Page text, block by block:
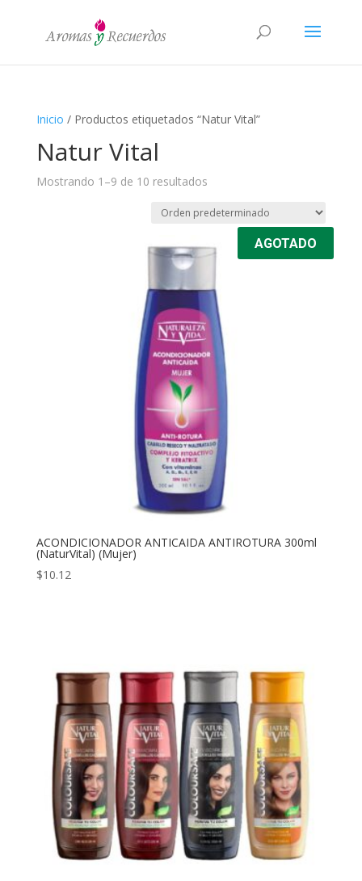
Inicio / Productos etiquetados “Natur Vital”
Natur Vital
Mostrando 1–9 de 10 resultados
AGOTADO
ACONDICIONADOR ANTICAIDA ANTIROTURA 300ml
(NaturVital) (Mujer)
$10.12